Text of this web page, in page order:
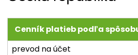
Cenník platieb podľa
prevod na účet